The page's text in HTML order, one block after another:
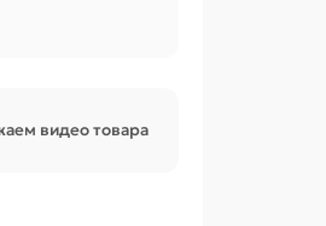
видео товара